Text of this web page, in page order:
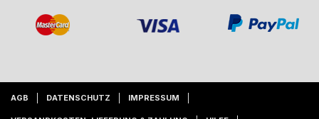
AGB DATENSCHUTZ IMPRESSUM